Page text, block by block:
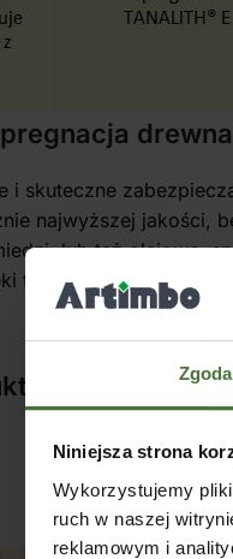
Zgoda
Niniejsza strona
Wykorzystujemy
ruch w naszej
reklamowym i
drewna
i skuteczne
najwyższej jakości,
lub też olejowe,
temu możemy